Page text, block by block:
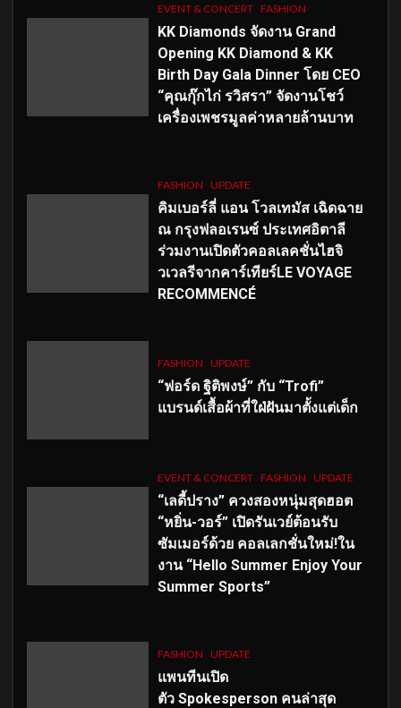
EVENT & CONCERT FASHION
KK Diamonds จัดงาน Grand
Opening KK Diamond & KK
Birth Day Gala Dinner โดย CEO
“คุณกุ๊กไก่ รวิสรา” จัดงานโชว์
เครื่องเพชรมูลค่าหลายล้านบาท
FASHION UPDATE
คิมเบอร์ลี่ แอน โวลเทมัส เฉิดฉาย
ณ กรุงฟลอเรนซ์ ประเทศอิตาลี
ร่วมงานเปิดตัวคอลเลคชั่นไฮจิ
วเวลรีจากคาร์เทียร์LE VOYAGE
RECOMMENCÉ
FASHION UPDATE
“ฟอร์ด ฐิติพงษ์” กับ “Trofi”
แบรนด์เสื้อผ้าที่ใฝ่ฝันมาตั้งแต่เด็ก
EVENT & CONCERT FASHION UPDATE
“เลดี้ปราง” ควงสองหนุ่มสุดฮอต
“หยิ่น-วอร์” เปิดรันเวย์ต้อนรับ
ซัมเมอร์ด้วย คอลเลกชั่นใหม่!ใน
งาน “Hello Summer Enjoy Your
Summer Sports”
FASHION UPDATE
แพนทีนเปิด
ตัว Spokesperson คนล่าสุด